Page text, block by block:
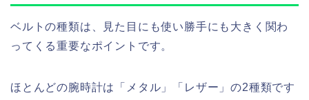
ベルトの種類は、見た目にも使い勝手にも大きく関わ
ってくる重要なポイントです。
ほとんどの腕時計は「メタル」「レザー」の2種類です